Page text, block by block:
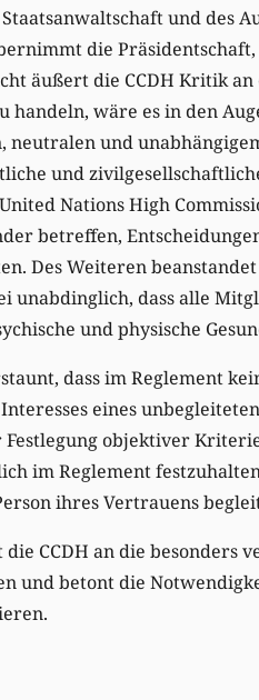
Staatsanwaltschaft und
die
äußert die CCDH Kritik
handeln, wäre es in den
und
und
Nations High
betreffen,
Des Weiteren
unabdinglich, dass alle
und physische
dass im Reglement
eines
objektiver
im Reglement
ihres Vertrauens
CCDH an die besonders
und betont die